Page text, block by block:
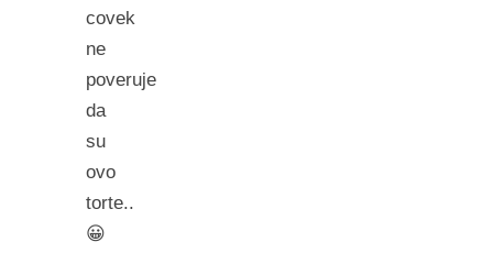
covek
ne
poveruje
da
su
ovo
torte..
😀